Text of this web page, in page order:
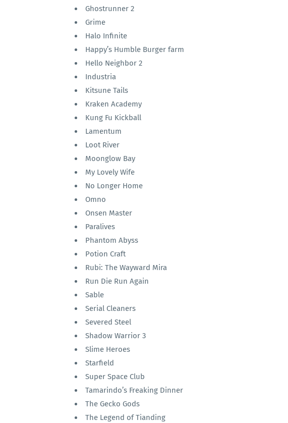
Ghostrunner 2
Grime
Halo Infinite
Happy’s Humble Burger farm
Hello Neighbor 2
Industria
Kitsune Tails
Kraken Academy
Kung Fu Kickball
Lamentum
Loot River
Moonglow Bay
My Lovely Wife
No Longer Home
Omno
Onsen Master
Paralives
Phantom Abyss
Potion Craft
Rubi: The Wayward Mira
Run Die Run Again
Sable
Serial Cleaners
Severed Steel
Shadow Warrior 3
Slime Heroes
Starfield
Super Space Club
Tamarindo’s Freaking Dinner
The Gecko Gods
The Legend of Tianding